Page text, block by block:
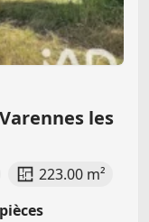
les
223.00 m²